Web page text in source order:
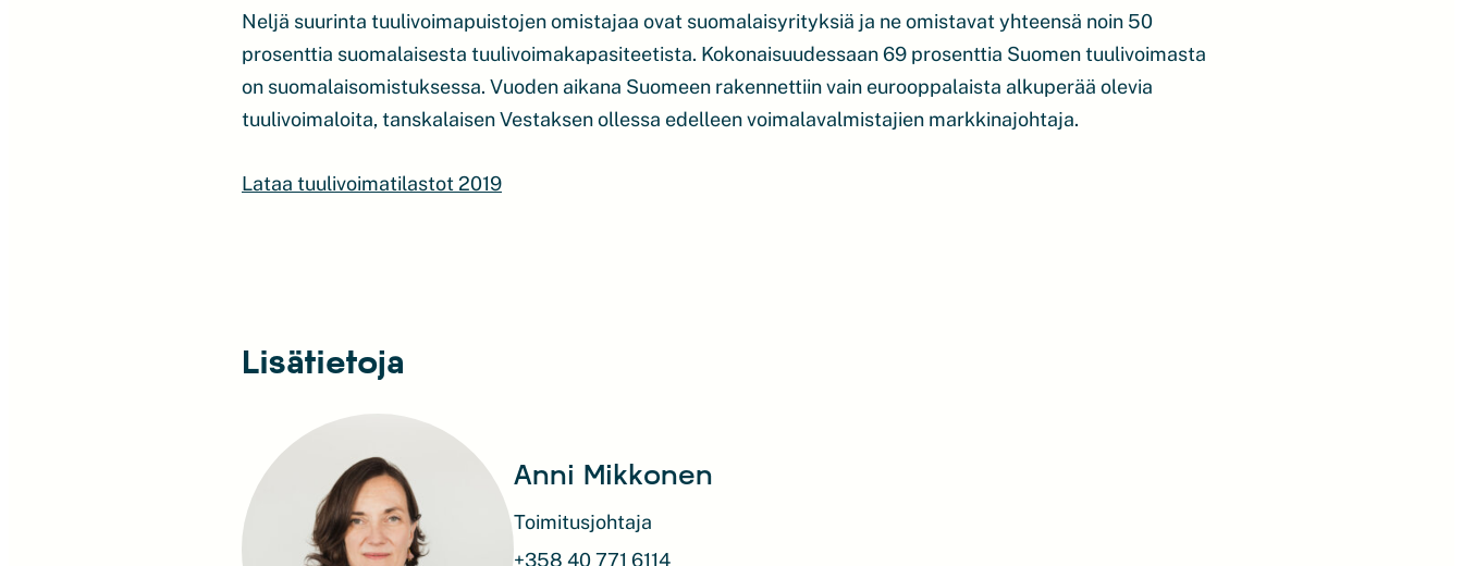
Neljä suurinta tuulivoimapuistojen omistajaa ovat suomalaisyrityksiä ja ne omistavat yhteensä noin 50
prosenttia suomalaisesta tuulivoimakapasiteetista. Kokonaisuudessaan 69 prosenttia Suomen tuulivoimasta
on suomalaisomistuksessa. Vuoden aikana Suomeen rakennettiin vain eurooppalaista alkuperää olevia
tuulivoimaloita, tanskalaisen Vestaksen ollessa edelleen voimalavalmistajien markkinajohtaja.
Lataa tuulivoimatilastot 2019
Lisätietoja
Anni Mikkonen
Toimitusjohtaja
+358 40 771 6114